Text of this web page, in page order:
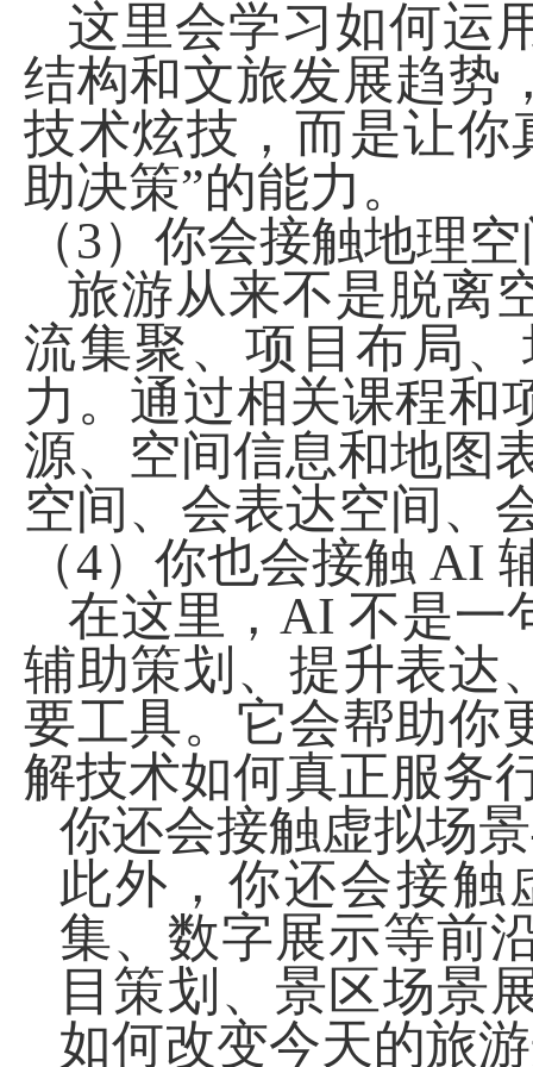
这里会学习如何运
结构和文旅发展趋势
技术炫技，而是让你
助决策”的能力。
（3）你会接触地理
旅游从来不是脱离
流集聚、项目布局
力。通过相关课程和
源、空间信息和地图
空间、会表达空间、
（4）你也会接触 AI
在这里， AI 不是一
辅助策划、提升表达
要工具。它会帮助你
解技术如何真正服务
你还会接触虚拟场
此外，你还会接触
集、数字展示等前
目策划、景区场景
如何改变今天的旅